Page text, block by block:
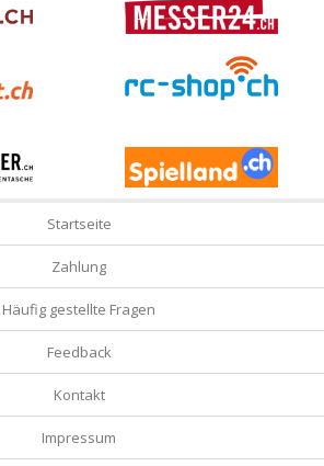
Startseite
Zahlung
Häufig gestellte Fragen
Feedback
Kontakt
Impressum